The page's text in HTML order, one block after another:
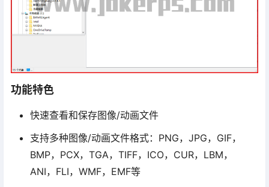
功能特色
快速查看和保存图像/动画文件
支持多种图像/动画文件格式：PNG，JPG，GIF，
BMP，PCX，TGA，TIFF，ICO，CUR，LBM，
ANI，FLI，WMF，EMF等